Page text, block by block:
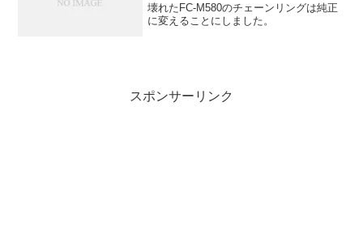
壊れたFC-M580のチェーンリングは純正
に変えることにしました。
スポンサーリンク